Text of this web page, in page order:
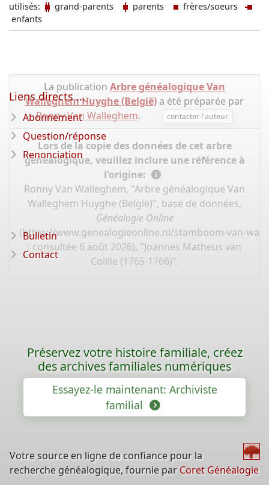
utilisés:
grand-parents parents
frères/soeurs
enfants
La publication Arbre généalogique Van
Walleghem Huyghe (België) a été préparée par
Ronny Van Walleghem. contacter l'auteur
Lors de la copie des données de cet arbre
généalogique, veuillez inclure une référence à
l'origine:
Ronny Van Walleghem, "Arbre généalogique Van
Walleghem Huyghe (België)", base de données,
Généalogie Online
(https://www.genealogieonline.nl/stamboom-van-
: consultée 6 août 2026), "Joannes Matheus van
Coillie (1765-1766)".
Liens directs ...
Abonnement
Question/réponse
Renonciation
Bulletin
Contact
Préservez votre histoire familiale, créez
des archives familiales numériques
Essayez-le maintenant: Archiviste
familial
Votre source en ligne de confiance pour la
recherche généalogique, fournie par Coret Généalogie